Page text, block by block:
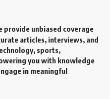
provide unbiased coverage
articles, interviews, and
sports,
you with knowledge
in meaningful